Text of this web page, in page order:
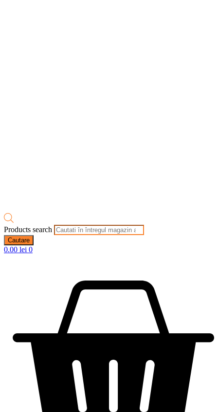
Products search
Cautare
0.00 lei 0